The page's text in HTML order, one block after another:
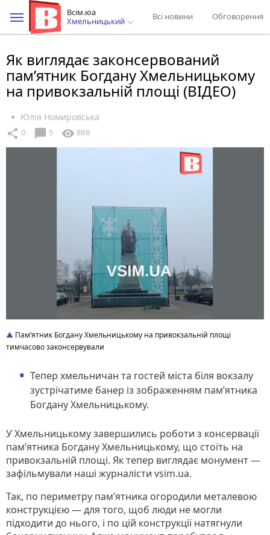
Всім.юа
Хмельницький
Всі новини Обговорення
Як виглядає законсервований
пам’ятник Богдану Хмельницькому
на привокзальній площі (ВІДЕО)
Юлія Номировська
share 0 chat_bubble 5 visibility 888
Пам’ятник Богдану Хмельницькому на привокзальній площі
тимчасово законсервували
Тепер хмельничан та гостей міста біля вокзалу
зустрічатиме банер із зображенням памʼятника
Богдану Хмельницькому.
У Хмельницькому завершились роботи з консервації
пам’ятника Богдану Хмельницькому, що стоїть на
привокзальній площі. Як тепер виглядає монумент —
зафільмували наші журналісти vsim.ua.
Так, по периметру памʼятника огородили металевою
конструкцією — для того, щоб люди не могли
підходити до нього, і по цій конструкції натягнули